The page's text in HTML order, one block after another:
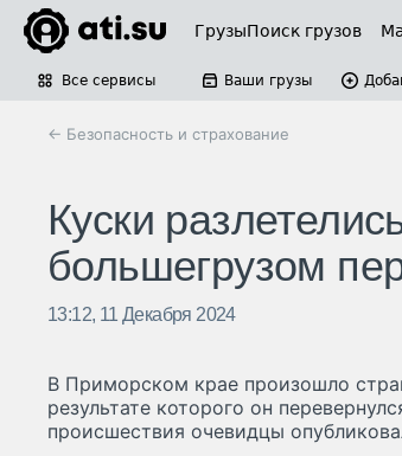
ГрузыПоиск грузов
Все сервисы Ваши грузы
← Безопасность и страхование
Куски
большегрузом
13:12, 11 Декабря 2024
В Приморском крае произошло
результате которого он
происшествия очевидцы